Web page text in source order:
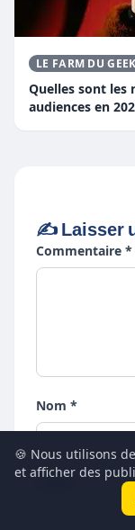
LE FARM DU GEEK
Quelles sont les
audiences en
✍️ Laisser
Commentaire *
Nom *
Email *
🍪 Nous utilisons
et afficher des